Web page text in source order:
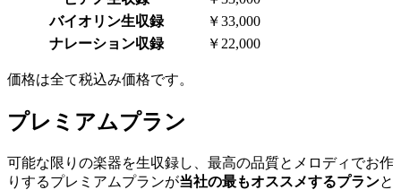
バイオリン生収録
￥33,000
ナレーション収録
￥22,000
価格は全て税込み価格です。
プレミアムプラン
可能な限りの楽器を生収録し、最高の品質とメロディでお作
りするプレミアムプランが当社の最もオススメするプランと